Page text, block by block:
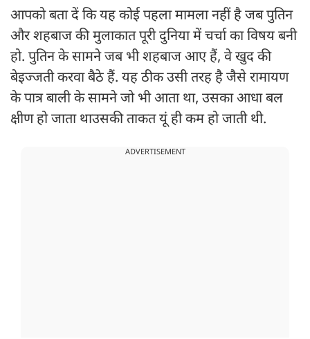
आपको बता दें कि यह कोई पहला मामला नहीं है जब पुतिन
और शहबाज की मुलाकात पूरी दुनिया में चर्चा का विषय बनी
हो. पुतिन के सामने जब भी शहबाज आए हैं, वे खुद की
बेइज्जती करवा बैठे हैं. यह ठीक उसी तरह है जैसे रामायण
के पात्र बाली के सामने जो भी आता था, उसका आधा बल
क्षीण हो जाता थाउसकी ताकत यूं ही कम हो जाती थी.
ADVERTISEMENT